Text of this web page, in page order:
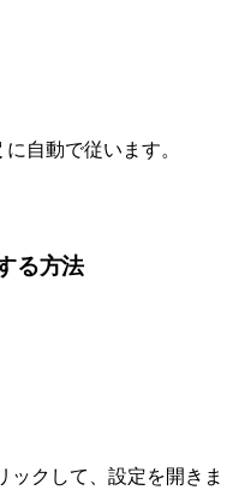
に自動で従います。
る方法
ックして、設定を開きま